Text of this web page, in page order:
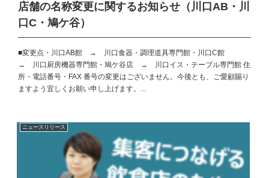
店舗の名称変更に関するお知らせ（川口AB・川
口C・鳩ケ谷）
■変更点・川口AB館 → 川口食器・調理道具専門館・川口C館
→ 川口厨房機器専門館・鳩ケ谷店 → 川口イス・テーブル専門館 住
所・電話番号・FAX 番号の変更はございません。今後とも、ご愛顧賜り
ますよう宜しくお願い申し上げます。...
ニュースリリース